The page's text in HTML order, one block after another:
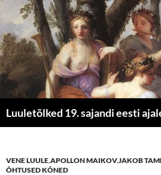
Luuletõlked 19. sajandi eesti
VENE LUULE,APOLLON MAIKOV,JAKOB
ÕHTUSED KÕNED